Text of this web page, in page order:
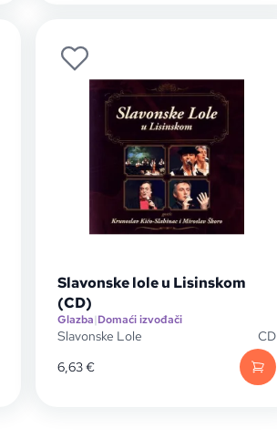
Slavonske lole u Lisinskom
(CD)
Glazba|Domaći izvođači
Slavonske Lole
CD
6,63€